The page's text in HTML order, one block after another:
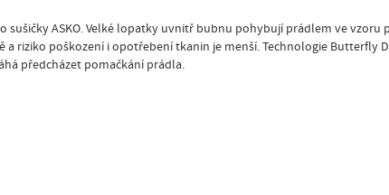
sušičky ASKO. Velké lopatky uvnitř bubnu pohybují prádlem ve
riziko poškození i opotřebení tkanin je menší. Technologie
předcházet pomačkání prádla.